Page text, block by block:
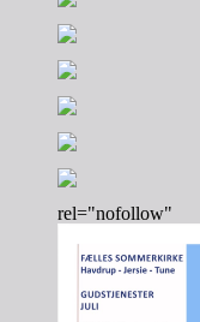
rel="nofollow"